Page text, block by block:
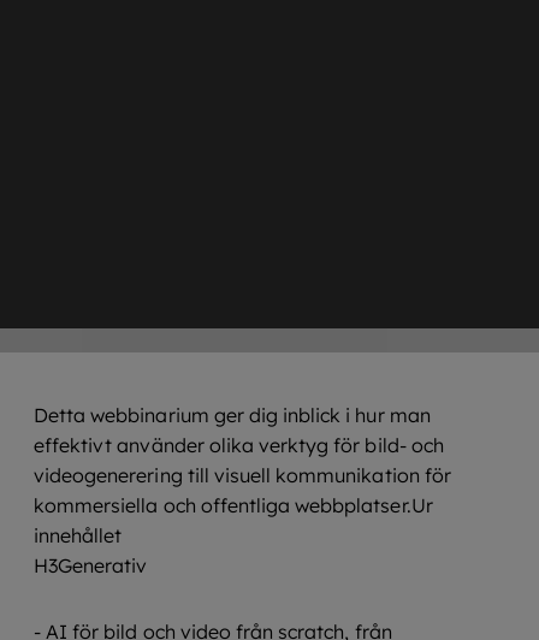
Detta webbinarium ger dig inblick i hur man
effektivt använder olika verktyg för bild- och
videogenerering till visuell kommunikation för
kommersiella och offentliga webbplatser.Ur
innehållet
H3Generativ
- AI för bild och video från scratch, från